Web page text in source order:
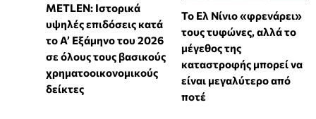
METLEN: Ιστορικά
υψηλές επιδόσεις κατά
το Α’ Εξάμηνο του 2026
σε όλους τους βασικούς
χρηματοοικονομικούς
δείκτες
Το Ελ Νίνιο «φρενάρει»
τους τυφώνες, αλλά το
μέγεθος της
καταστροφής μπορεί να
είναι μεγαλύτερο από
ποτέ